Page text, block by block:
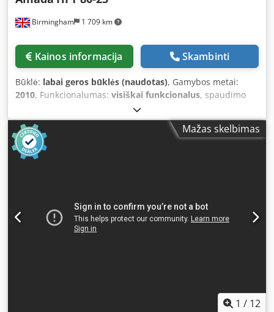
Birmingham 1 709 km
Kainos informacija Skambinti
Būklė: labai geros būklės (naudotas), Gamybos metai:
2010, Funkcionalumas: visiškai funkcionalus, spaudimo
CNC valdymas
šviesos užtvara, Parduodama 1 naudota, labai geros
būklės Amada 8025 CNC apatinio štampo hidraulinė
lankstymo staklės Amada HFT 8025 – tai CNC valdomos
hidraulinės apatinio ėjimo lankstymo staklės, skirtos
Y2, X ir R), užtikrinant aukštą tikslumą pramoninėse srityse.
Pagrindinės techninės specifikacijos Metai: 2010 Modelis:
HFT 8025 Standart Presavimo jėga: 80 tonų (800 kN)
Mažas skelbimas
1 / 12